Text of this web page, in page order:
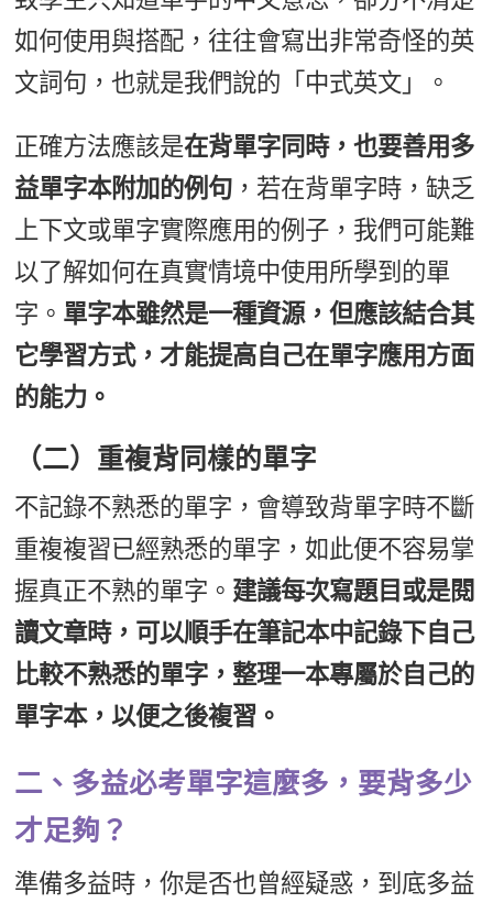
如何使用與搭配，往往會寫出非常奇怪的英
文詞句，也就是我們說的「中式英文」。
正確方法應該是在背單字同時，也要善用多
益單字本附加的例句 ，若在背單字時，缺乏
上下文或單字實際應用的例子，我們可能難
以了解如何在真實情境中使用所學到的單
字。 單字本雖然是一種資源，但應該結合其
它學習方式，才能提高自己在單字應用方面
的能力。
（二）重複背同樣的單字
不記錄不熟悉的單字，會導致背單字時不斷
重複複習已經熟悉的單字，如此便不容易掌
握真正不熟的單字。 建議每次寫題目或是閱
讀文章時，可以順手在筆記本中記錄下自己
比較不熟悉的單字，整理一本專屬於自己的
單字本，以便之後複習。
二、多益必考單字這麼多，要背多少
才足夠？
準備多益時，你是否也曾經疑惑，到底多益